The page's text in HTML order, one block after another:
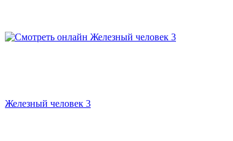
Железный человек 3